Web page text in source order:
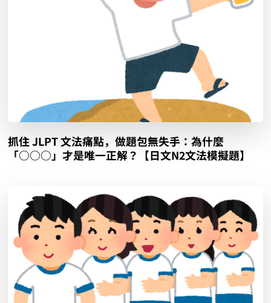
抓住 JLPT 文法痛點，做題包無失手：為什麼
「○○○」才是唯一正解？【日文N2文法模擬題】